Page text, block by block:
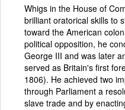
Whigs in the House of
brilliant oratorical skills to
toward the American
political opposition, he
George III and was later
served as Britain's first
1806). He achieved two
through Parliament a
slave trade and by